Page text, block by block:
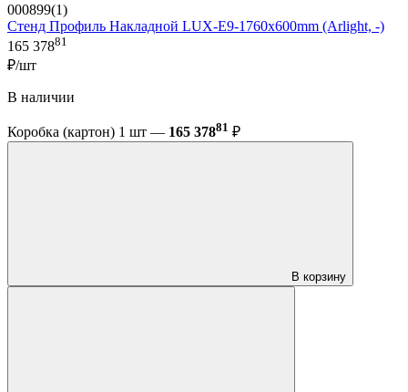
000899(1)
Стенд Профиль Накладной LUX-E9-1760x600mm (Arlight, -)
165 37881
₽/шт
В наличии
Коробка (картон) 1 шт — 165 37881 ₽
В корзину